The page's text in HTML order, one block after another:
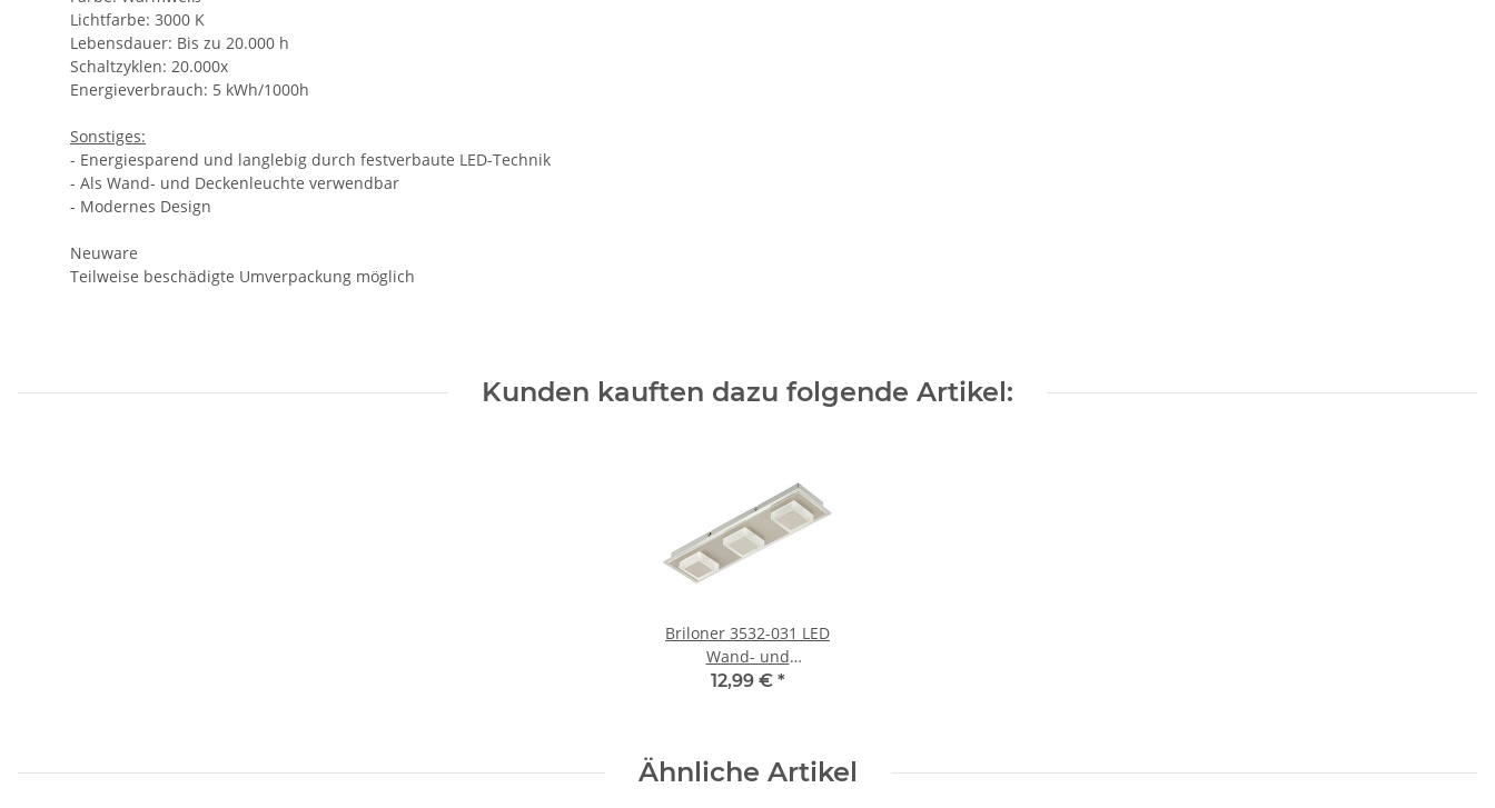
Lichtfarbe: 3000 K
Lebensdauer: Bis zu 20.000 h
Schaltzyklen: 20.000x
Energieverbrauch: 5 kWh/1000h
Sonstiges:
- Energiesparend und langlebig durch festverbaute LED-Technik
- Als Wand- und Deckenleuchte verwendbar
- Modernes Design
Neuware
Teilweise beschädigte Umverpackung möglich
Kunden kauften dazu folgende Artikel:
Briloner 3532-031 LED
Wand- und
Deckenleuchte Silber 3
12,99 € *
Ähnliche Artikel